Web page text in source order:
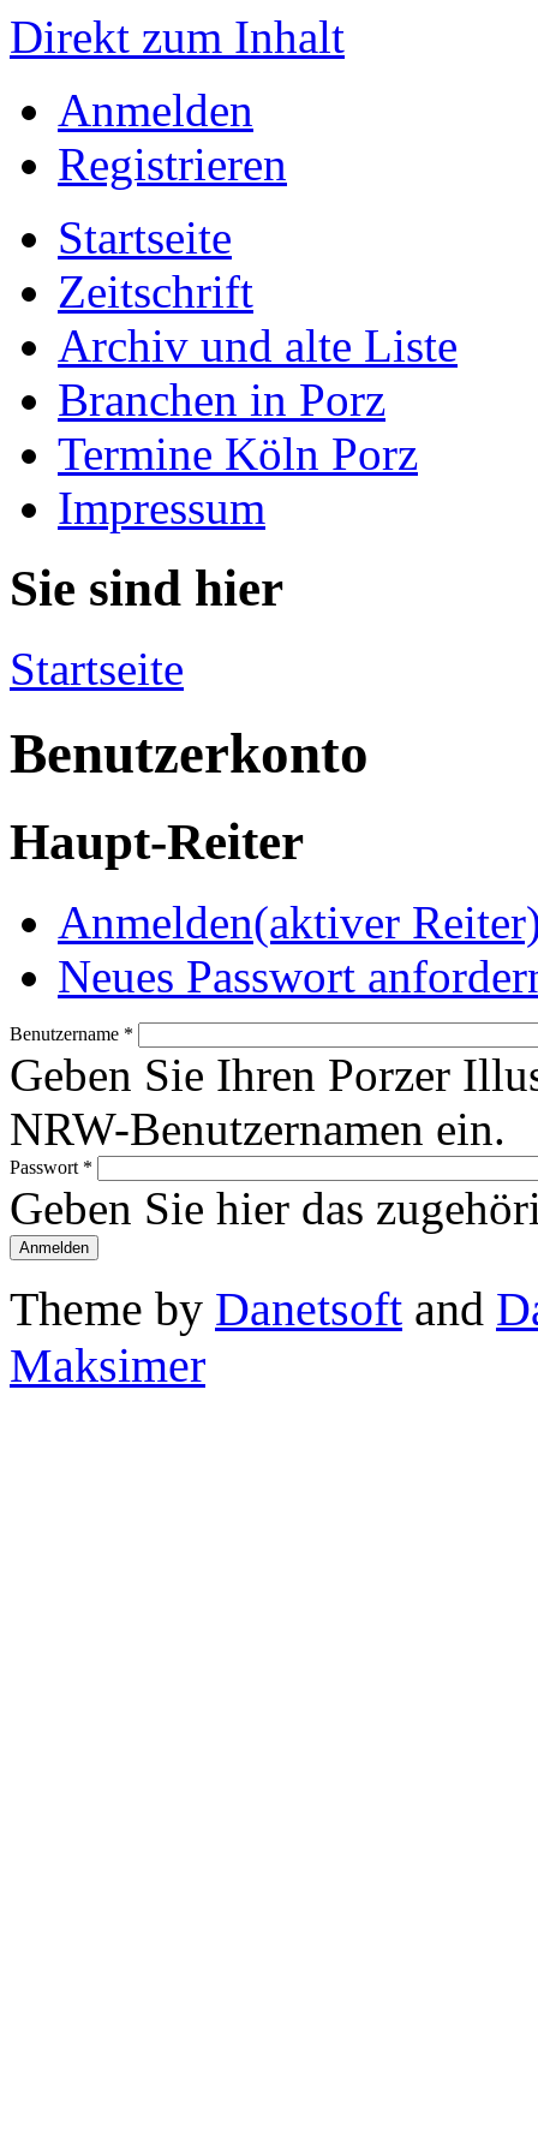
Direkt zum Inhalt
Anmelden
Registrieren
Startseite
Zeitschrift
Archiv und alte Liste
Branchen in Porz
Termine Köln Porz
Impressum
Sie sind hier
Startseite
Benutzerkonto
Haupt-Reiter
Anmelden(aktiver
Neues Passwort
Benutzername *
Geben Sie Ihren Porzer
NRW-Benutzernamen ein.
Passwort *
Geben Sie hier das
Theme by Danetsoft and
Maksimer